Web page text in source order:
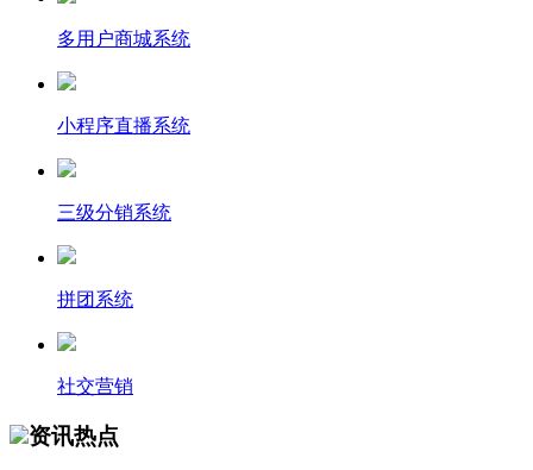
多用户商城系统
小程序直播系统
三级分销系统
拼团系统
社交营销
资讯热点